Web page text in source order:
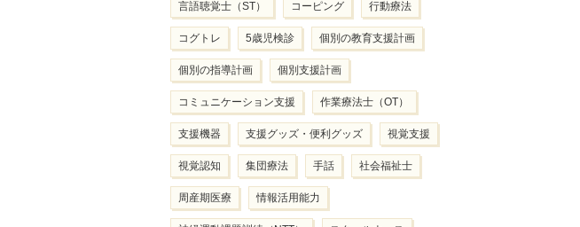
言語聴覚士（ST） コーピング 行動療法
コグトレ 5歳児検診 個別の教育支援計画
個別の指導計画 個別支援計画
コミュニケーション支援 作業療法士（OT）
支援機器 支援グッズ・便利グッズ 視覚支援
視覚認知 集団療法 手話 社会福祉士
周産期医療 情報活用能力